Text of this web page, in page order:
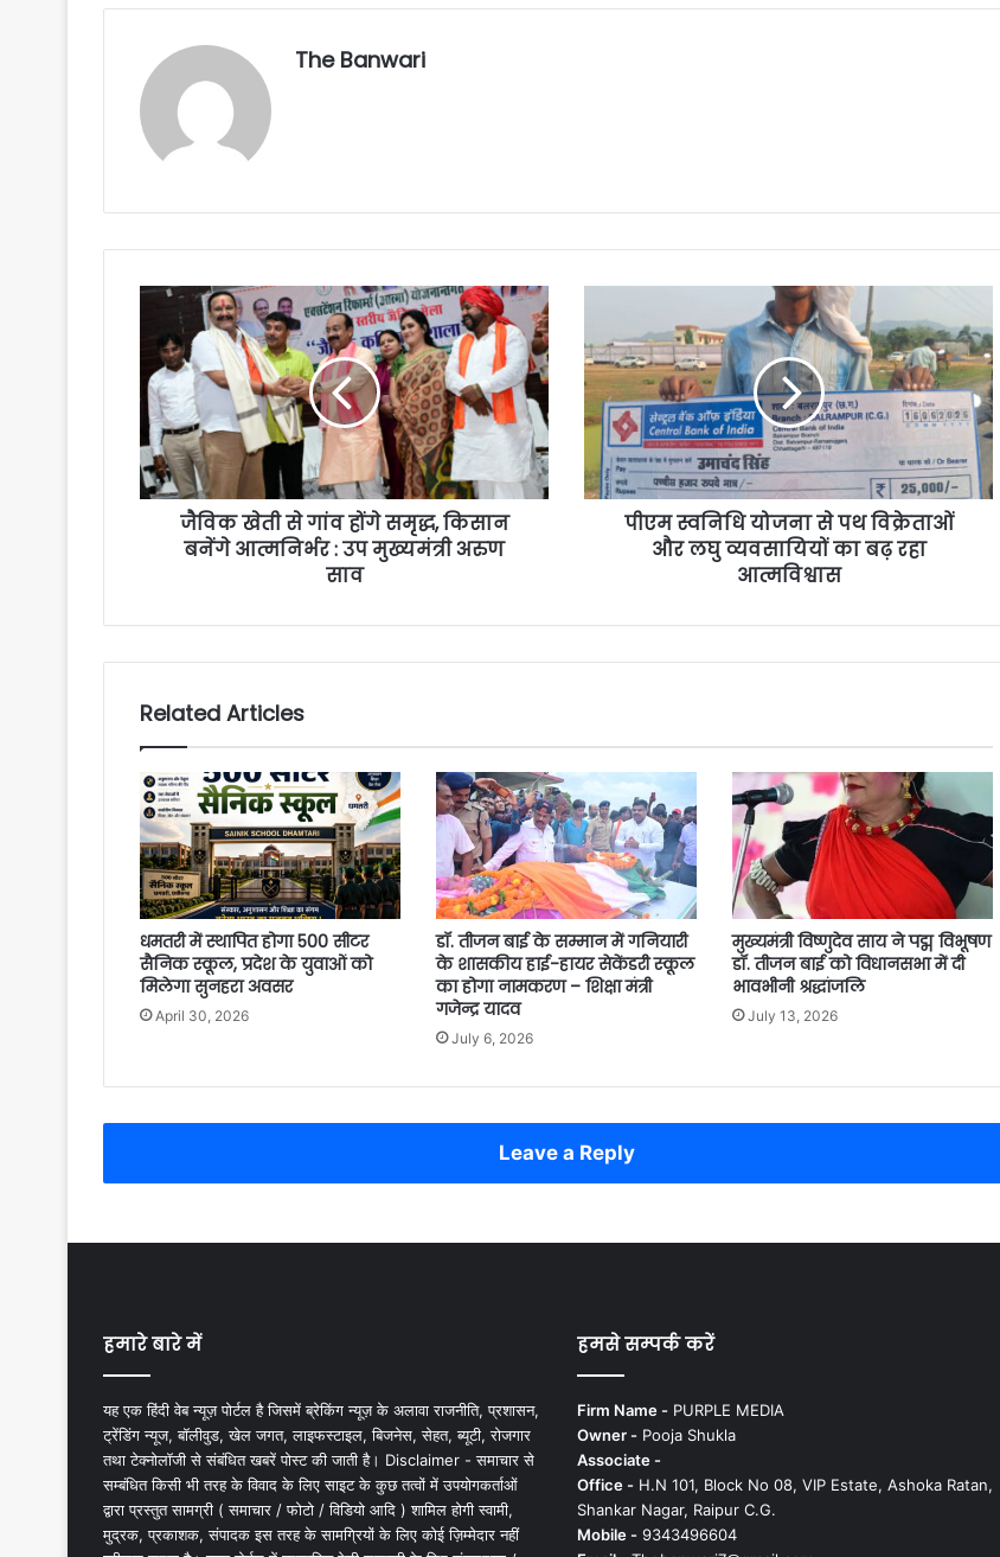
The Banwari
जैविक खेती से गांव होंगे समृद्ध, किसान
बनेंगे आत्मनिर्भर : उप मुख्यमंत्री अरुण
साव
पीएम स्वनिधि योजना से पथ विक्रेताओं
और लघु व्यवसायियों का बढ़ रहा
आत्मविश्वास
Related Articles
धमतरी में स्थापित होगा 500 सीटर
सैनिक स्कूल, प्रदेश के युवाओं को
मिलेगा सुनहरा अवसर
April 30, 2026
डॉ. तीजन बाई के सम्मान में गनियारी
के शासकीय हाई-हायर सेकेंडरी स्कूल
का होगा नामकरण – शिक्षा मंत्री
गजेन्द्र यादव
July 6, 2026
मुख्यमंत्री विष्णुदेव साय ने पद्म विभूषण
डॉ. तीजन बाई को विधानसभा में दी
भावभीनी श्रद्धांजलि
July 13, 2026
Leave a Reply
हमारे बारे में
यह एक हिंदी वेब न्यूज़ पोर्टल है जिसमें ब्रेकिंग न्यूज़ के अलावा राजनीति, प्रशासन,
ट्रेंडिंग न्यूज, बॉलीवुड, खेल जगत, लाइफस्टाइल, बिजनेस, सेहत, ब्यूटी, रोजगार
तथा टेक्नोलॉजी से संबंधित खबरें पोस्ट की जाती है। Disclaimer - समाचार से
सम्बंधित किसी भी तरह के विवाद के लिए साइट के कुछ तत्वों में उपयोगकर्ताओं
द्वारा प्रस्तुत सामग्री ( समाचार / फोटो / विडियो आदि ) शामिल होगी स्वामी,
मुद्रक, प्रकाशक, संपादक इस तरह के सामग्रियों के लिए कोई ज़िम्मेदार नहीं
हमसे सम्पर्क करें
Firm Name -PURPLE MEDIA
Owner -Pooja Shukla
Associate -
Office -H.N 101, Block No 08, VIP Estate, Ashoka Ratan,
Shankar Nagar, Raipur C.G.
Mobile -9343496604